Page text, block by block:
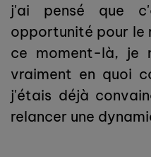
j'ai pensé que
opportunité pour le
ce moment-là, je
vraiment en quoi
j'étais déjà
relancer une